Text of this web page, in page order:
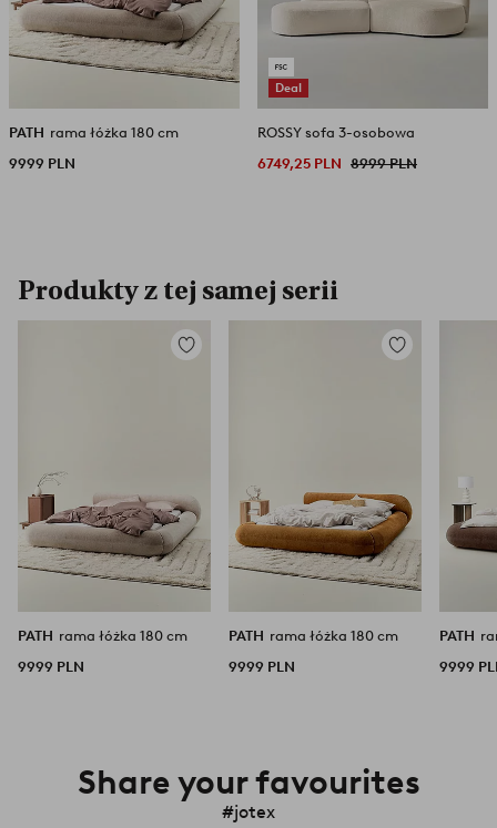
PATH
rama łóżka 180 cm
9999 PLN
Deal
ROSSY sofa 3-osobowa
6749,25 PLN 8999 PLN
Produkty z tej samej serii
Dodaj
PATH
rama łóżka 180 cm
9999 PLN
Dodaj
PATH
rama łóżka 180 cm
9999 PLN
PATH
9999
Share your favourites
#jotex